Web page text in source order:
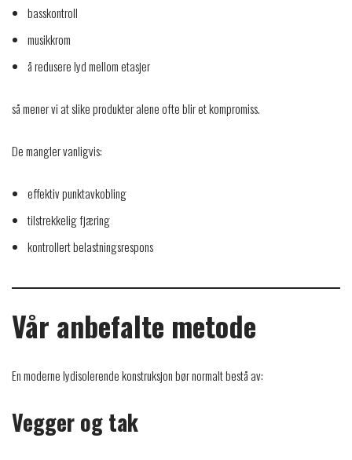
basskontroll
musikkrom
å redusere lyd mellom etasjer
så mener vi at slike produkter alene ofte blir et kompromiss.
De mangler vanligvis:
effektiv punktavkobling
tilstrekkelig fjæring
kontrollert belastningsrespons
Vår anbefalte metode
En moderne lydisolerende konstruksjon bør normalt bestå av:
Vegger og tak